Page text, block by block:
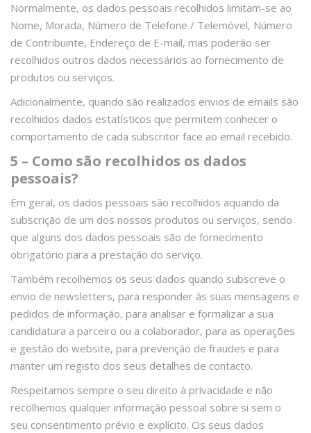
Normalmente, os dados pessoais recolhidos limitam-se ao
Nome, Morada, Número de Telefone / Telemóvel, Número
de Contribuinte, Endereço de E-mail, mas poderão ser
recolhidos outros dados necessários ao fornecimento de
produtos ou serviços.
Adicionalmente, quando são realizados envios de emails são
recolhidos dados estatísticos que permitem conhecer o
comportamento de cada subscritor face ao email recebido.
5 – Como são recolhidos os dados
pessoais?
Em geral, os dados pessoais são recolhidos aquando da
subscrição de um dos nossos produtos ou serviços, sendo
que alguns dos dados pessoais são de fornecimento
obrigatório para a prestação do serviço.
Também recolhemos os seus dados quando subscreve o
envio de newsletters, para responder às suas mensagens e
pedidos de informação, para analisar e formalizar a sua
candidatura a parceiro ou a colaborador, para as operações
e gestão do website, para prevenção de fraudes e para
manter um registo dos seus detalhes de contacto.
Respeitamos sempre o seu direito à privacidade e não
recolhemos qualquer informação pessoal sobre si sem o
seu consentimento prévio e explícito. Os seus dados